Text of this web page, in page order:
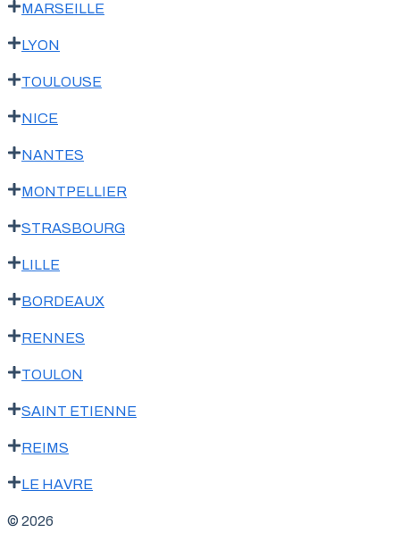
MARSEILLE
LYON
TOULOUSE
NICE
NANTES
MONTPELLIER
STRASBOURG
LILLE
BORDEAUX
RENNES
TOULON
SAINT ETIENNE
REIMS
LE HAVRE
© 2026